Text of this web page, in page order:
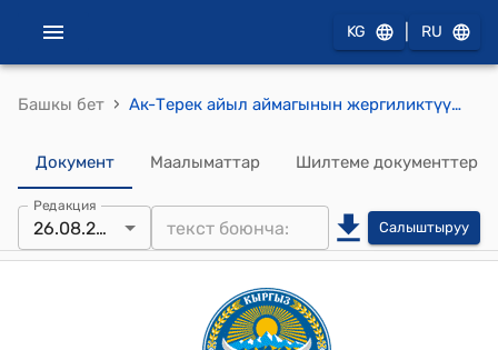
KG RU
Башкы бет › Ак-Терек айыл аймагынын жергиликтүү кенешинин Ак-Терек айыл ѳкмѳтүнүн 2025-жылдын бюджетинин чыгаша бѳлүгүнѳ ѳзгѳртүү киргизүү жѳнүндѳ токтому
Документ Маалыматтар Шилтеме документтер
Редакция
26.08.2025 Салыштыруу